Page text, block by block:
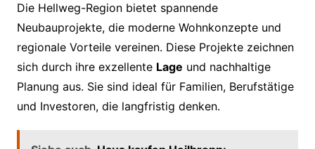
Die Hellweg-Region bietet spannende
Neubauprojekte, die moderne Wohnkonzepte und
regionale Vorteile vereinen. Diese Projekte zeichnen
sich durch ihre exzellente Lage und nachhaltige
Planung aus. Sie sind ideal für Familien, Berufstätige
und Investoren, die langfristig denken.